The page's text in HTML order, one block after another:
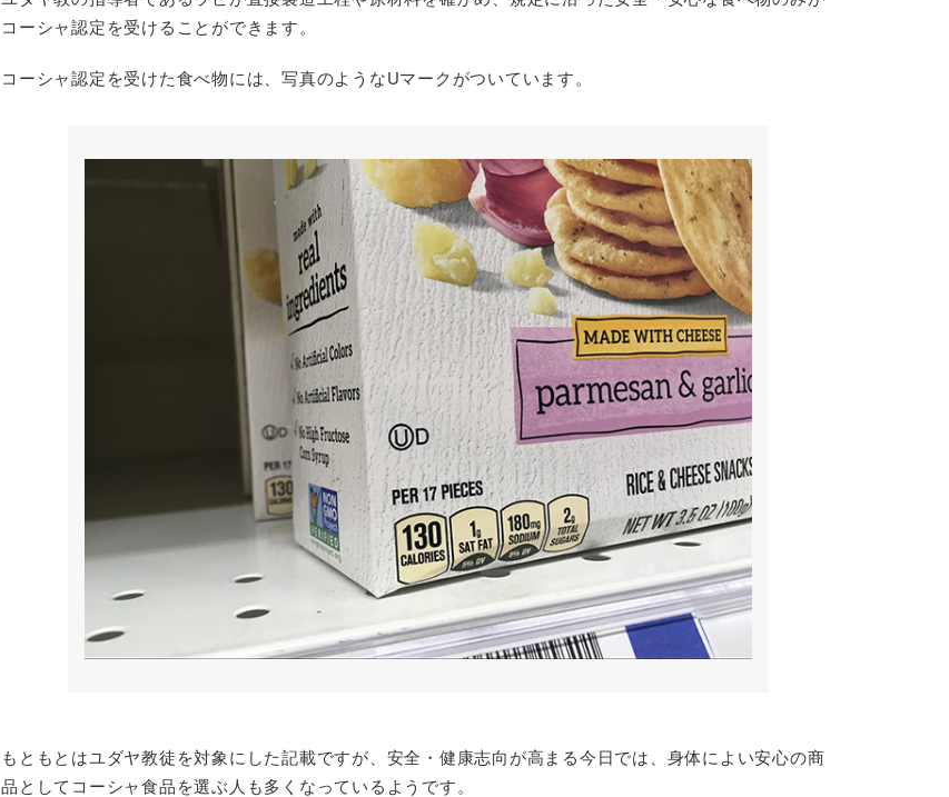
コーシャ認定を受けることができます。
コーシャ認定を受けた食べ物には、写真のようなUマークがついています。
もともとはユダヤ教徒を対象にした記載ですが、安全・健康志向が高まる今日では、身体によい安心の商
品としてコーシャ食品を選ぶ人も多くなっているようです。